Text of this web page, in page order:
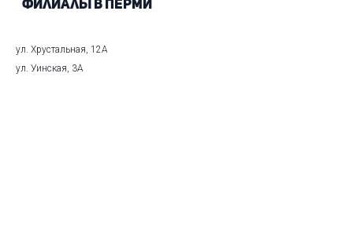
Филиалы в Перми
ул. Хрустальная, 12А
ул. Уинская, 3А